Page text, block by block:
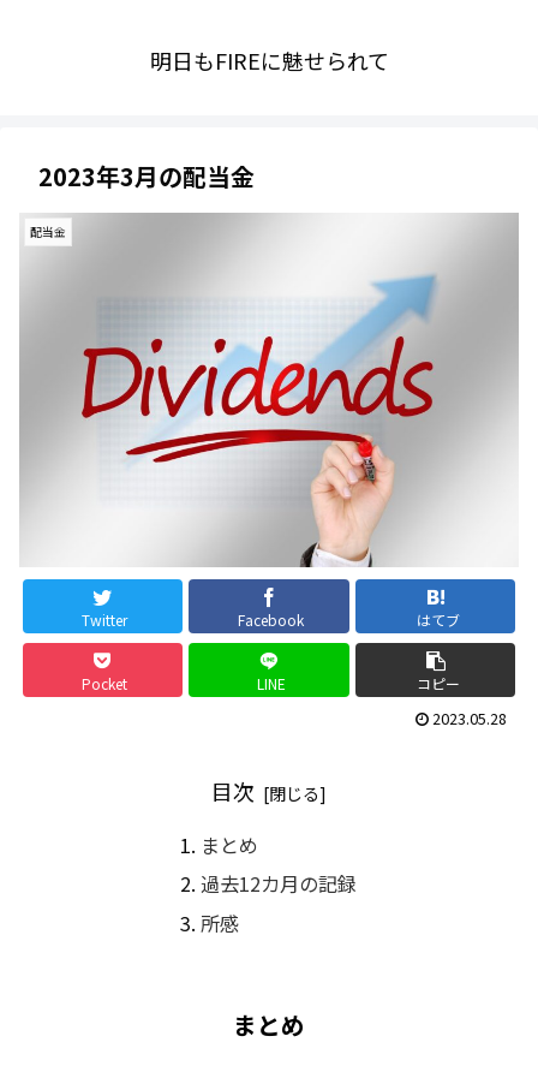
明日もFIREに魅せられて
2023年3月の配当金
配当金
Twitter Facebook はてブ
Pocket LINE コピー
2023.05.28
目次
まとめ
過去12カ月の記録
所感
まとめ